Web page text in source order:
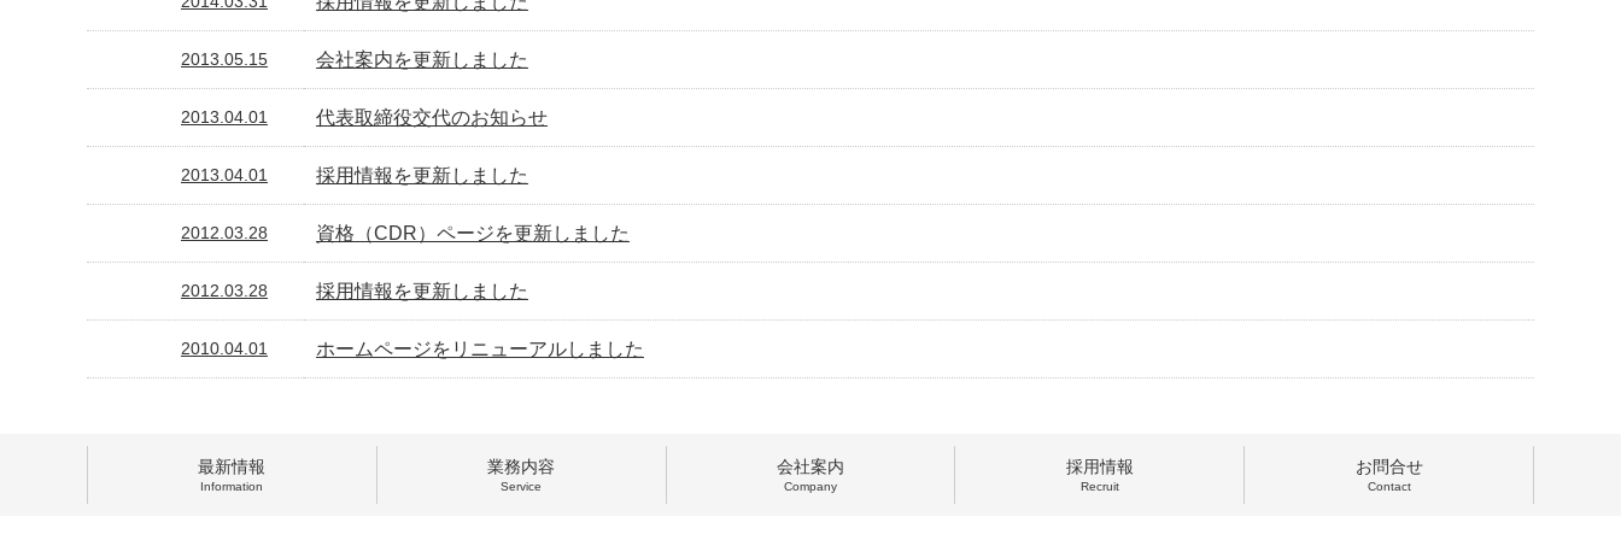
2013.05.15 会社案内を更新しました
2013.04.01 代表取締役交代のお知らせ
2013.04.01 採用情報を更新しました
2012.03.28 資格（CDR）ページを更新しました
2012.03.28 採用情報を更新しました
2010.04.01 ホームページをリニューアルしました
最新情報
Information
業務内容
Service
会社案内
Company
採用情報
Recruit
お問合せ
Contact